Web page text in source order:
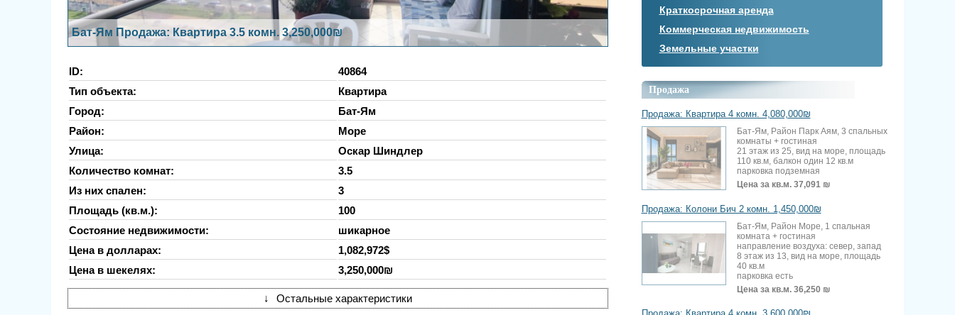
Бат-Ям Продажа: Квартира 3.5 комн. 3,250,000₪
ID:
40864
Тип объекта:
Квартира
Город:
Бат-Ям
Район:
Море
Улица:
Оскар Шиндлер
Количество комнат:
3.5
Из них спален:
3
Площадь (кв.м.):
100
Состояние недвижимости:
шикарное
Цена в долларах:
1,082,972$
Цена в шекелях:
3,250,000₪
↓ Остальные характеристики
Краткосрочная аренда
Коммерческая недвижимость
Земельные участки
Продажа
Продажа: Квартира 4 комн. 4,080,000₪
Бат-Ям, Район Парк Аям, 3 спальных
комнаты + гостиная
21 этаж из 25, вид на море, площадь
110 кв.м, балкон один 12 кв.м
парковка подземная
Цена за кв.м. 37,091 ₪
Продажа: Колони Бич 2 комн. 1,450,000₪
Бат-Ям, Район Море, 1 спальная
комната + гостиная
направление воздуха: север, запад
8 этаж из 13, вид на море, площадь
40 кв.м
парковка есть
Цена за кв.м. 36,250 ₪